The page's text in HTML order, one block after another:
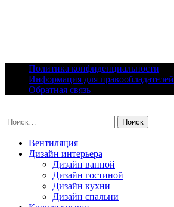
content
Политика конфиденциальности
Информация для правообладателей
Обратная связь
Найти:
Вентиляция
Дизайн интерьера
Дизайн ванной
Дизайн гостиной
Дизайн кухни
Дизайн спальни